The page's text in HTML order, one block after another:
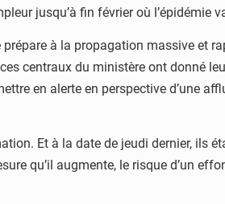
jusqu’à fin février où l’épidémie
à la propagation massive et
centraux du ministère ont donné
en alerte en perspective d’une
Et à la date de jeudi dernier, ils
qu’il augmente, le risque d’un